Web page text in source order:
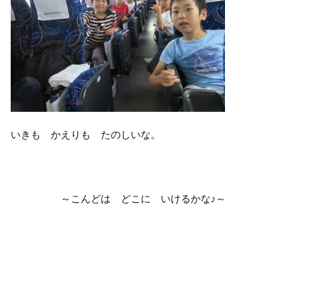
いきも かえりも たのしいな。
～こんどは どこに いけるかな♪～